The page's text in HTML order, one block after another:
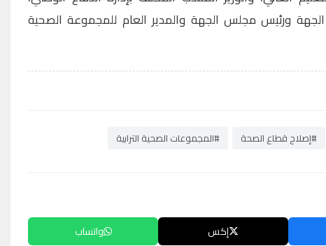
الجهة ورئيس مجلس الجهة والمدير العام للمجموعة الصحية
#إصلاح قطاع الصحة #المجموعات الصحية الترابية
إكس واتساب